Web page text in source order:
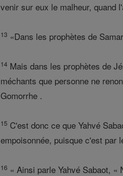
venir sur eux le malheur, quand
13 «Dans les prophètes de
14 Mais dans les prophètes de
méchants que personne ne
Gomorrhe .
15 C'est donc ce que Yahvé
empoisonnée, puisque c'est par
16 « Ainsi parle Yahvé Sabaot,